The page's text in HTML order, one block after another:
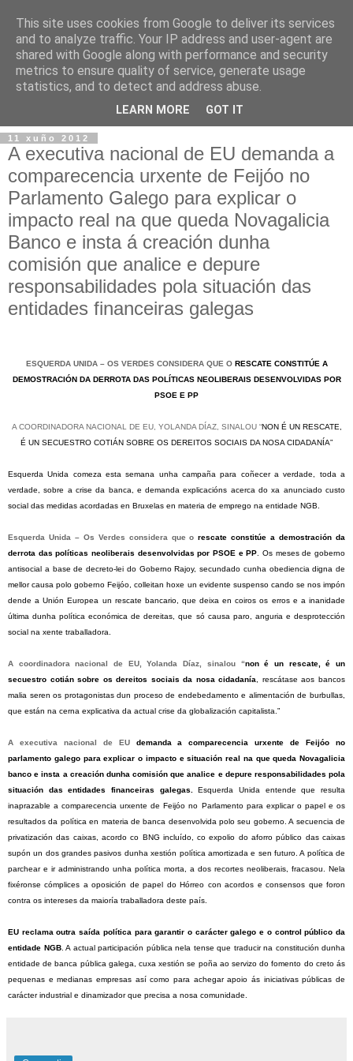
11 xuño 2012
A executiva nacional de EU demanda a
comparecencia urxente de Feijóo no
Parlamento Galego para explicar o
impacto real na que queda Novagalicia
Banco e insta á creación dunha
comisión que analice e depure
responsabilidades pola situación das
entidades financeiras galegas
ESQUERDA UNIDA – OS VERDES CONSIDERA QUE O RESCATE CONSTITÚE A
DEMOSTRACIÓN DA DERROTA DAS POLÍTICAS NEOLIBERAIS DESENVOLVIDAS POR
PSOE E PP
A COORDINADORA NACIONAL DE EU, YOLANDA DÍAZ, SINALOU “NON É UN RESCATE,
É UN SECUESTRO COTIÁN SOBRE OS DEREITOS SOCIAIS DA NOSA CIDADANÍA”
Esquerda Unida comeza esta semana unha campaña para coñecer a verdade, toda a
verdade, sobre a crise da banca, e demanda explicacións acerca do xa anunciado custo
social das medidas acordadas en Bruxelas en materia de emprego na entidade NGB.
Esquerda Unida – Os Verdes considera que orescate constitúe a demostración da
derrota das políticas neoliberais desenvolvidas por PSOE e PP . Os meses de goberno
antisocial a base de decreto-lei do Goberno Rajoy, secundado cunha obediencia digna de
mellor causa polo goberno Feijóo, colleitan hoxe un evidente suspenso cando se nos impón
dende a Unión Europea un rescate bancario, que deixa en coiros os erros e a inanidade
última dunha política económica de dereitas, que só causa paro, anguria e desprotección
social na xente traballadora.
A coordinadora nacional de EU, Yolanda Díaz, sinalou “non é un rescate, é un
secuestro cotián sobre os dereitos sociais da nosa cidadanía
, rescátase aos bancos
malia seren os protagonistas dun proceso de endebedamento e alimentación de burbullas,
que están na cerna explicativa da actual crise da globalización capitalista.”
A executiva nacional de EU
demanda a comparecencia urxente de Feijóo no
parlamento galego para explicar o impacto e situación real na que queda Novagalicia
banco e insta a creación dunha comisión que analice e depure responsabilidades pola
situación das entidades financeiras galegas.Esquerda Unida entende que resulta
inaprazable a comparecencia urxente de Feijóo no Parlamento para explicar o papel e os
resultados da política en materia de banca desenvolvida polo seu goberno. A secuencia de
privatización das caixas, acordo co BNG incluído, co expolio do aforro público das caixas
supón un dos grandes pasivos dunha xestión política amortizada e sen futuro. A política de
parchear e ir administrando unha política morta, a dos recortes neoliberais, fracasou. Nela
fixéronse cómplices a oposición de papel do Hórreo con acordos e consensos que foron
contra os intereses da maioría traballadora deste país.
EU reclama outra saída política para garantir o carácter galego e o control público da
entidade NGB. A actual participación pública nela tense que traducir na constitución dunha
entidade de banca pública galega, cuxa xestión se poña ao servizo do fomento do creto ás
pequenas e medianas empresas así como para achegar apoio ás iniciativas públicas de
carácter industrial e dinamizador que precisa a nosa comunidade
This site uses cookies from Google to deliver its services
and to analyze traffic. Your IP address and user-agent are
shared with Google along with performance and security
metrics to ensure quality of service, generate usage
statistics, and to detect and address abuse.
LEARN MORE GOT IT